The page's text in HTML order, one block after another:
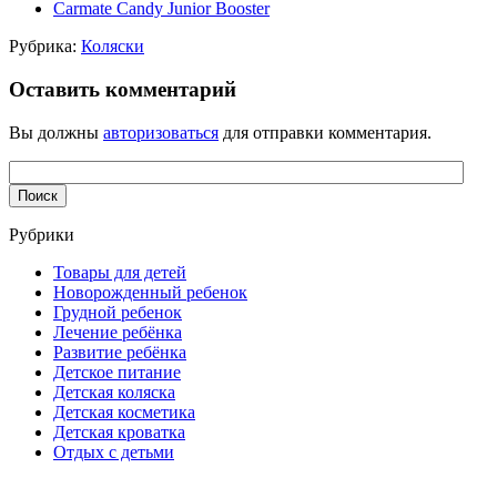
Carmate Candy Junior Booster
Рубрика: Коляски
Оставить комментарий
Вы должны авторизоваться для отправки комментария.
Рубрики
Товары для детей
Новорожденный ребенок
Грудной ребенок
Лечение ребёнка
Развитие ребёнка
Детское питание
Детская коляска
Детская косметика
Детская кроватка
Отдых с детьми